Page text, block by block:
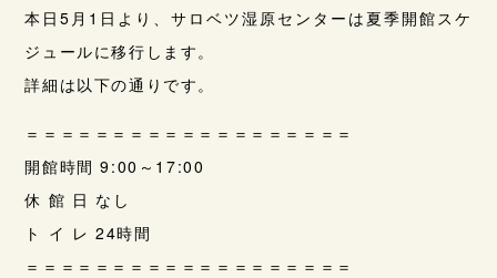
本日5月1日より、サロベツ湿原センターは夏季開館スケ
ジュールに移行します。
詳細は以下の通りです。
＝＝＝＝＝＝＝＝＝＝＝＝＝＝＝＝＝＝＝
開館時間 9:00～17:00
休 館 日 なし
ト イ レ 24時間
＝＝＝＝＝＝＝＝＝＝＝＝＝＝＝＝＝＝＝